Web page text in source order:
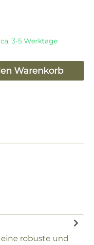
3-5 Werktage
Warenkorb
robuste und